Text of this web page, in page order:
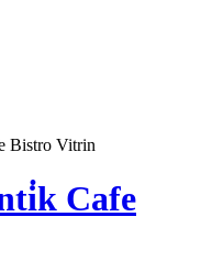
Vitrin
Cafe